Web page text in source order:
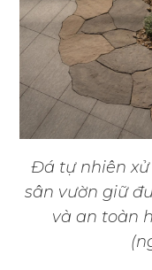
Đá tự nhiên
sân vườn giữ
và an toàn